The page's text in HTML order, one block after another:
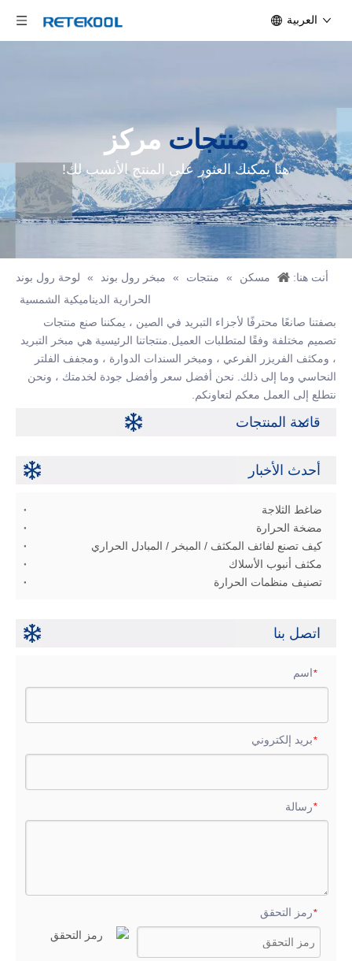
العربية
منتجات مركز
هنا يمكنك العثور على المنتج الأنسب لك!
أنت هنا: مسكن » منتجات » مبخر رول بوند »
لوحة رول بوند
الحرارية الديناميكية الشمسية
بصفتنا صانعًا محترفًا لأجزاء التبريد في الصين ، يمكننا صنع منتجات
تصميم مختلفة وفقًا لمتطلبات العميل.منتجاتنا الرئيسية هي مبخر التبريد
، ومكثف الفريزر الفرعي ، ومبخر السندات الدوارة ، ومجفف الفلتر
النحاسي وما إلى ذلك. نحن أفضل سعر وأفضل جودة لخدمتك ، ونحن
نتطلع إلى العمل معكم لتعاونكم.
قائمة المنتجات
أحدث الأخبار
ضاغط الثلاجة
مضخة الحرارة
كيف تصنع لفائف المكثف / المبخر / المبادل الحراري
مكثف أنبوب الأسلاك
تصنيف منظمات الحرارة
اتصل بنا
*اسم
*بريد إلكتروني
*رسالة
*رمز التحقق